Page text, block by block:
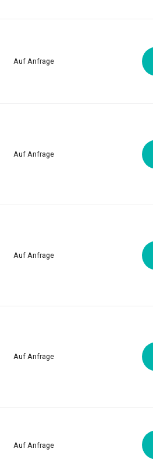
Auf Anfrage
Auf Anfrage
Auf Anfrage
Auf Anfrage
Auf Anfrage